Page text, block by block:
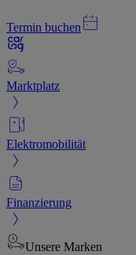
Termin buchen
Marktplatz
Elektromobilität
Finanzierung
Unsere Marken